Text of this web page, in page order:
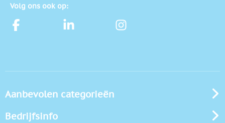
Volg ons ook op:
Aanbevolen categorieën
Bedrijfsinfo